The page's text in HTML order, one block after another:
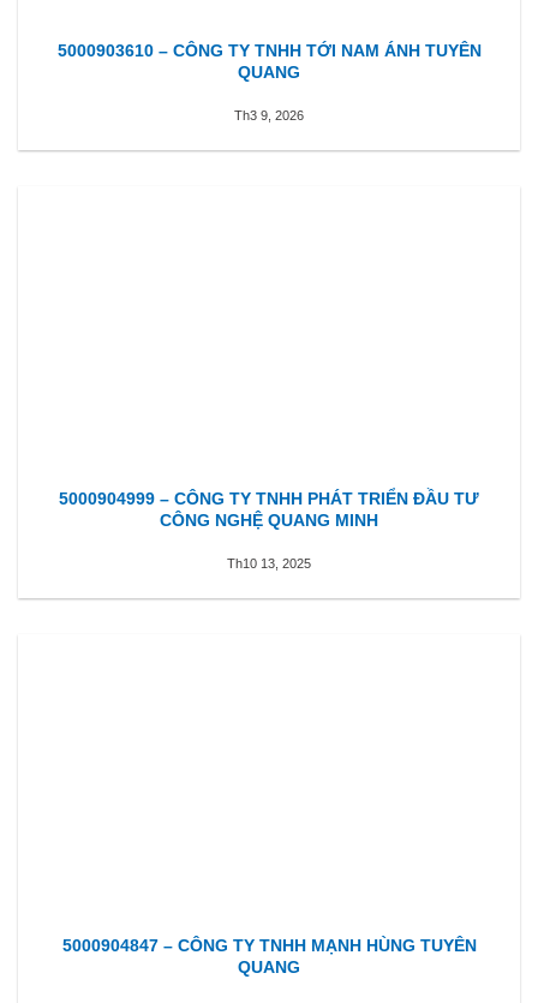
5000903610 – CÔNG TY TNHH TỚI NAM ÁNH TUYÊN
QUANG
Th3 9, 2026
5000904999 – CÔNG TY TNHH PHÁT TRIỂN ĐẦU TƯ
CÔNG NGHỆ QUANG MINH
Th10 13, 2025
5000904847 – CÔNG TY TNHH MẠNH HÙNG TUYÊN
QUANG